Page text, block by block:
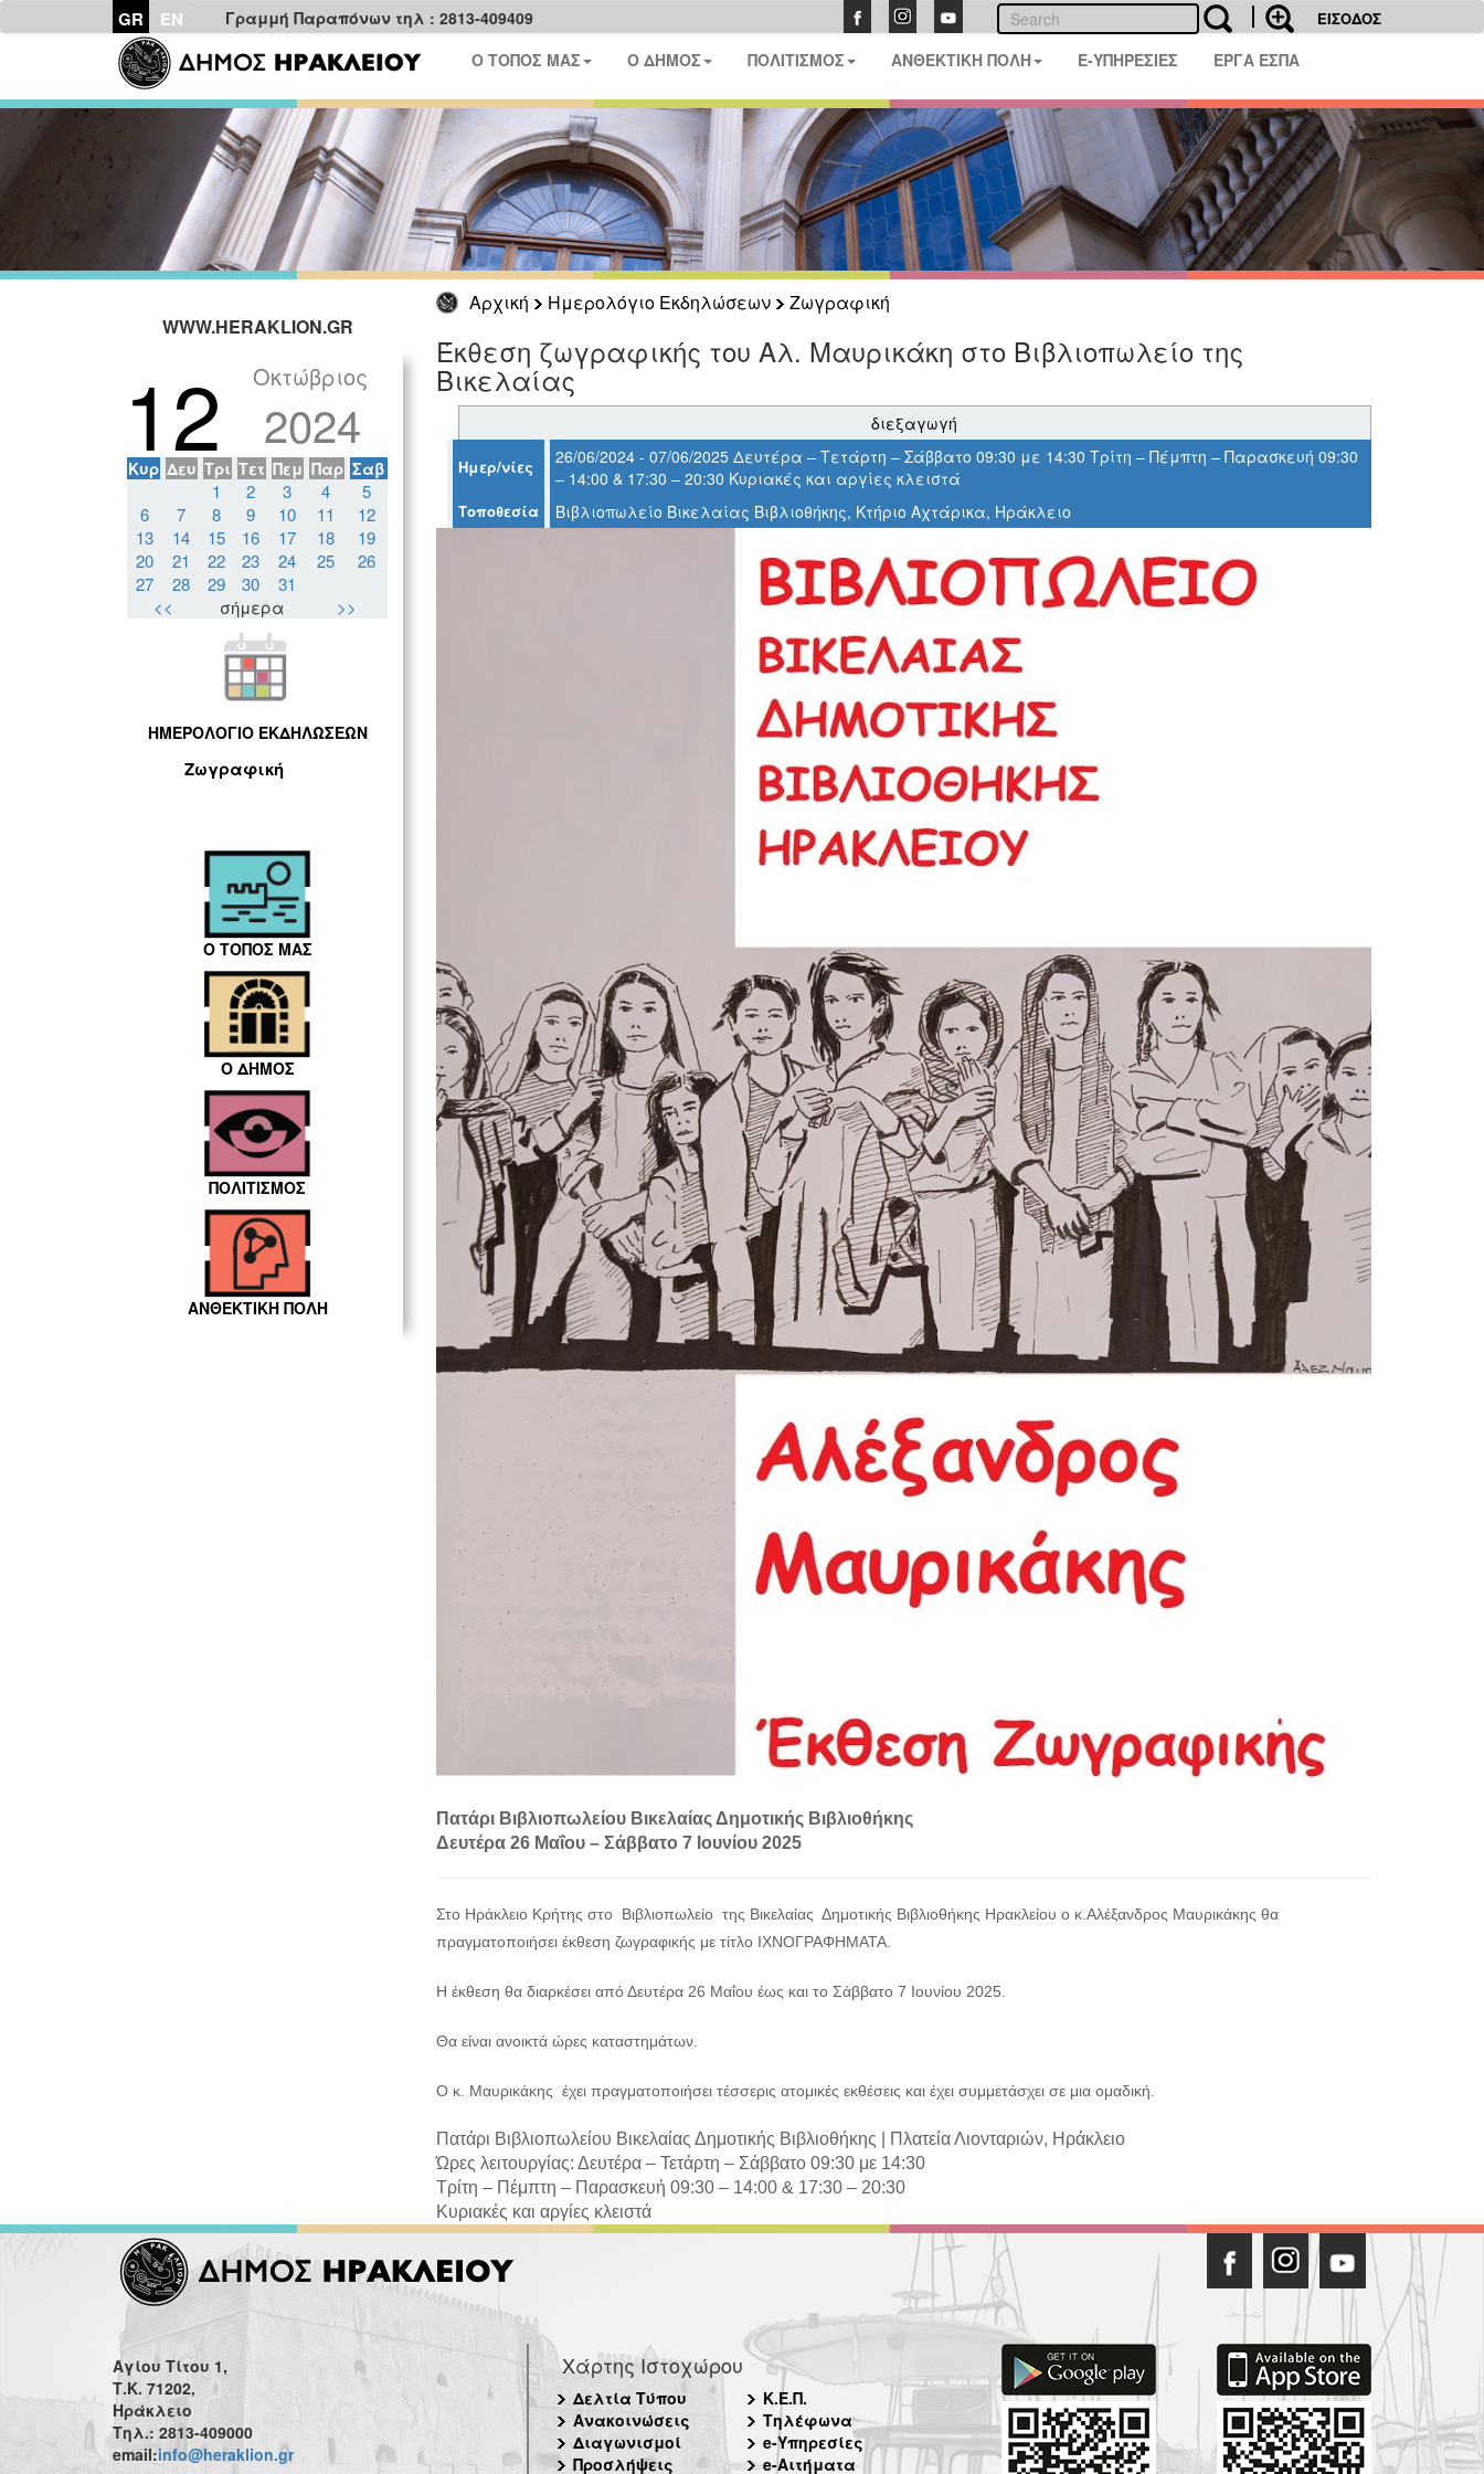
GR EN Γραμμή Παραπόνων τηλ : 2813-409409 ΕΙΣΟΔΟΣ
Ο ΤΟΠΟΣ ΜΑΣ Ο ΔΗΜΟΣ ΠΟΛΙΤΙΣΜΟΣ ΑΝΘΕΚΤΙΚΗ ΠΟΛΗ E-ΥΠΗΡΕΣΙΕΣ ΕΡΓΑ ΕΣΠΑ
Αρχική Ημερολόγιο Εκδηλώσεων
Ζωγραφική
WWW.HERAKLION.GR
12 Οκτώβριος
2024
Κυρ Δευ Τρι Τετ Πεμ Παρ Σαβ
1 2 3 4
5
6
7 8 9 10 11
12
13
14 15 16 17 18
19
20
21 22 23 24 25
26
27
28 29 30
31
<<
σήμερα >>
ΗΜΕΡΟΛΟΓΙΟ ΕΚΔΗΛΩΣΕΩΝ
Ζωγραφική
Ο ΤΟΠΟΣ ΜΑΣ
Ο ΔΗΜΟΣ
ΠΟΛΙΤΙΣΜΟΣ
ΑΝΘΕΚΤΙΚΗ ΠΟΛΗ
Έκθεση ζωγραφικής του Αλ. Μαυρικάκη στο Βιβλιοπωλείο της
Βικελαίας
διεξαγωγή
Ημερ/νίες
26/06/2024 - 07/06/2025 Δευτέρα – Τετάρτη – Σάββατο 09:30 με 14:30 Τρίτη – Πέμπτη – Παρασκευή 09:30
– 14:00 & 17:30 – 20:30 Κυριακές και αργίες κλειστά
Τοποθεσία Βιβλιοπωλείο Βικελαίας Βιβλιοθήκης, Κτήριο Αχτάρικα, Ηράκλειο
Πατάρι Βιβλιοπωλείου Βικελαίας Δημοτικής Βιβλιοθήκης
Δευτέρα 26 Μαΐου – Σάββατο 7 Ιουνίου 2025
Στο Ηράκλειο Κρήτης στο Βιβλιοπωλείο της Βικελαίας Δημοτικής Βιβλιοθήκης Ηρακλείου ο κ.Αλέξανδρος Μαυρικάκης θα
πραγματοποιήσει έκθεση ζωγραφικής με τίτλο ΙΧΝΟΓΡΑΦΗΜΑΤΑ.
Η έκθεση θα διαρκέσει από Δευτέρα 26 Μαΐου έως και το Σάββατο 7 Ιουνίου 2025.
Θα είναι ανοικτά ώρες καταστημάτων.
Ο κ. Μαυρικάκης έχει πραγματοποιήσει τέσσερις ατομικές εκθέσεις και έχει συμμετάσχει σε μια ομαδική.
Πατάρι Βιβλιοπωλείου Βικελαίας Δημοτικής Βιβλιοθήκης |
Πλατεία Λιονταριών, Ηράκλειο
Ώρες λειτουργίας: Δευτέρα – Τετάρτη – Σάββατο 09:30 με 14:30
Τρίτη – Πέμπτη – Παρασκευή 09:30 – 14:00 & 17:30 – 20:30
Κυριακές και αργίες κλειστά
Αγίου Τίτου 1,
Τ.Κ. 71202,
Ηράκλειο
Τηλ.: 2813-409000
email:info@heraklion.gr
Χάρτης Ιστοχώρου
Δελτία Τύπου
Ανακοινώσεις
Διαγωνισμοί
Προσλήψεις
Κ.Ε.Π.
Τηλέφωνα
e-Υπηρεσίες
e-Αιτήματα